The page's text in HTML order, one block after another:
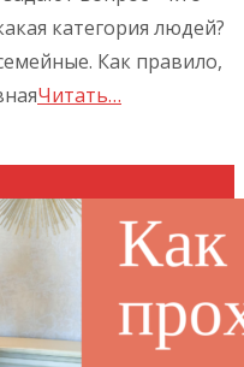
категория людей?
Как правило,
Читать…